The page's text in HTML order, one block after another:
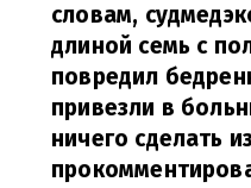
словам,
длиной семь с
повредил
привезли в
ничего сделать